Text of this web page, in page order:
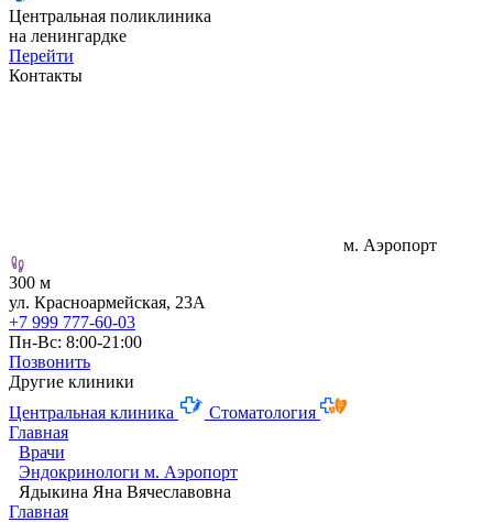
Центральная поликлиника
на ленингардке
Перейти
Контакты
м. Аэропорт
300 м
ул. Красноармейская, 23А
+7 999 777-60-03
Пн-Вс: 8:00-21:00
Позвонить
Другие клиники
Центральная клиника
Стоматология
Главная
Врачи
Эндокринологи м. Аэропорт
Ядыкина Яна Вячеславовна
Главная